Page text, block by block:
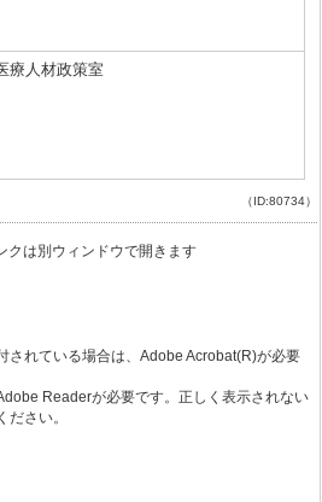
療人材政策室
（ID:80734）
クは別ウィンドウで開きます
されている場合は、Adobe Acrobat(R)が必要
Readerが必要です。正しく表示されない
ださい。